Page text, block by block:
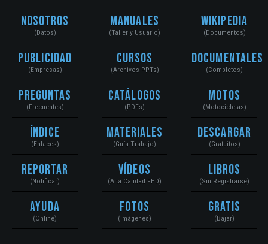
Nosotros
(Datos)
Publicidad
(Empresas)
Preguntas
(Frecuentes)
Índice
(Enlaces)
Reportar
(Notificar)
Ayuda
(Online)
Manuales
(Taller y Usuario)
Cursos
(Archivos PPTs)
Catálogos
(PDFs)
Materiales
(Guía Trabajo)
Vídeos
(Alta Calidad FHD)
Fotos
(Imágenes)
Wikipedia
(Documentos)
Documentales
(Completos)
Motos
(Motocicletas)
Descargar
(Gratuitos)
Libros
(Sin Registrarse)
Gratis
(Bajar)